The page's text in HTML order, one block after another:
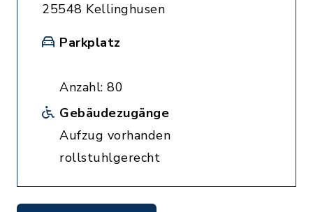
25548 Kellinghusen
Parkplatz
Anzahl: 80
Gebäudezugänge
Aufzug vorhanden
rollstuhlgerecht